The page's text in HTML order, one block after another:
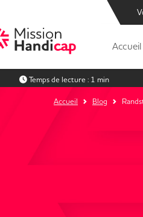
Accueil
Temps de lecture : 1 min
Accueil Blog